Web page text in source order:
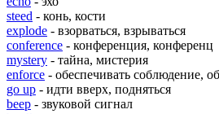
steed - конь, кости
explode - взорваться, взрываться
conference - конференция, конференц
mystery - тайна, мистерия
enforce - обеспечивать соблюдение,
go up - идти вверх, подняться
beep - звуковой сигнал